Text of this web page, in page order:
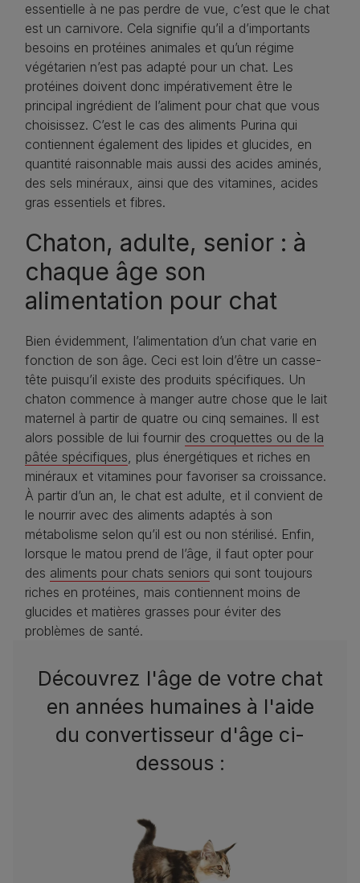
essentielle à ne pas perdre de vue, c’est que le chat
est un carnivore. Cela signifie qu’il a d’importants
besoins en protéines animales et qu’un régime
végétarien n’est pas adapté pour un chat. Les
protéines doivent donc impérativement être le
principal ingrédient de l’aliment pour chat que vous
choisissez. C’est le cas des aliments Purina qui
contiennent également des lipides et glucides, en
quantité raisonnable mais aussi des acides aminés,
des sels minéraux, ainsi que des vitamines, acides
gras essentiels et fibres.
Chaton, adulte, senior : à
chaque âge son
alimentation pour chat
Bien évidemment, l’alimentation d’un chat varie en
fonction de son âge. Ceci est loin d’être un casse-
tête puisqu’il existe des produits spécifiques. Un
chaton commence à manger autre chose que le lait
maternel à partir de quatre ou cinq semaines. Il est
alors possible de lui fournir des croquettes ou de la
pâtée spécifiques, plus énergétiques et riches en
minéraux et vitamines pour favoriser sa croissance.
À partir d’un an, le chat est adulte, et il convient de
le nourrir avec des aliments adaptés à son
métabolisme selon qu’il est ou non stérilisé. Enfin,
lorsque le matou prend de l’âge, il faut opter pour
des aliments pour chats seniors qui sont toujours
riches en protéines, mais contiennent moins de
glucides et matières grasses pour éviter des
problèmes de santé.
Découvrez l'âge de votre chat
en années humaines à l'aide
du convertisseur d'âge ci-
dessous :